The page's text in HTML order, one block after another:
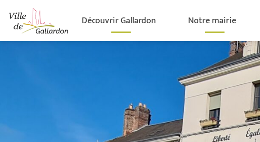
principal
Découvrir Gallardon Notre mairie